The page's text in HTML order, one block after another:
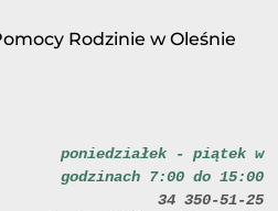
Rodzinie w Oleśnie
poniedziałek - piątek w
godzinach 7:00 do 15:00
34 350-51-25